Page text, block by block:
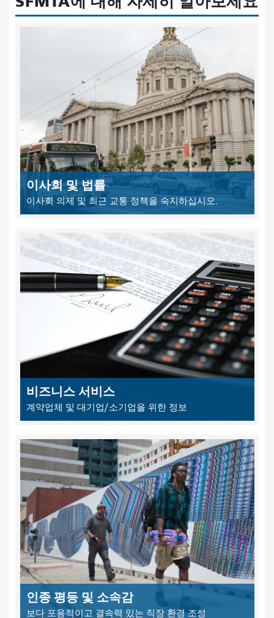
이사회 및 법률
이사회 의제 및 최근 교통 정책을 숙지하십시오.
비즈니스 서비스
계약업체 및 대기업/소기업을 위한 정보
인종 평등 및 소속감
보다 포용적이고 결속력 있는 직장 환경 조성